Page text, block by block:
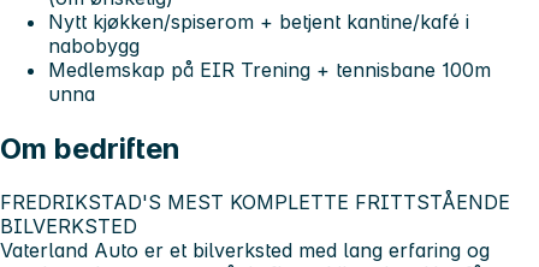
Nytt kjøkken/spiserom + betjent kantine/kafé i
nabobygg
Medlemskap på EIR Trening + tennisbane 100m
unna
Om bedriften
FREDRIKSTAD'S MEST KOMPLETTE FRITTSTÅENDE
BILVERKSTED
Vaterland Auto er et bilverksted med lang erfaring og